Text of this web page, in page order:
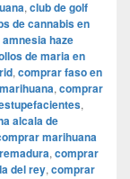
, club de golf
de cannabis en
haze
de maria en
, comprar faso en
, comprar
,
alcala de
marihuana
, comprar
del rey, comprar